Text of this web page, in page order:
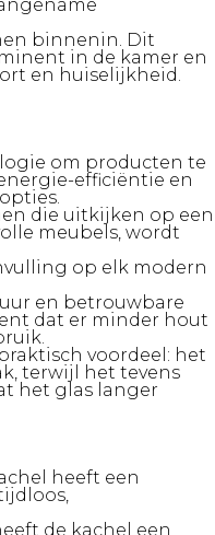
binnenin. Dit
in de kamer en
en huiselijkheid.
om producten te
efficiëntie en
die uitkijken op een
meubels, wordt
op elk modern
en betrouwbare
dat er minder hout
voordeel: het
terwijl het tevens
het glas langer
heeft een
de kachel een